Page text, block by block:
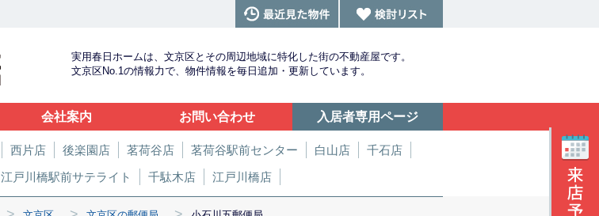
実用春日ホームは、文京区とその周辺地域に特化した街の不動産屋です。
文京区No.1の情報力で、物件情報を毎日追加・更新しています。
会社案内 お問い合わせ 入居者専用ページ
西片店 後楽園店 茗荷谷店 茗荷谷駅前センター 白山店
千石店
江戸川橋駅前サテライト 千駄木店 江戸川橋店